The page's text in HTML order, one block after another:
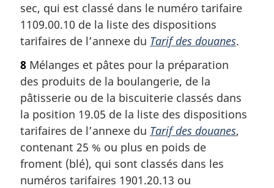
sec, qui est classé dans le numéro tarifaire
1109.00.10 de la liste des dispositions
tarifaires de l’annexe du Tarif des douanes.
8 Mélanges et pâtes pour la préparation
des produits de la boulangerie, de la
pâtisserie ou de la biscuiterie classés dans
la position 19.05 de la liste des dispositions
tarifaires de l’annexe du Tarif des douanes,
contenant 25 % ou plus en poids de
froment (blé), qui sont classés dans les
numéros tarifaires 1901.20.13 ou